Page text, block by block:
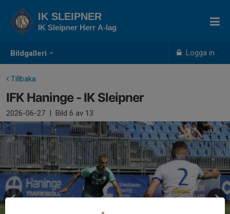
Bildgalleri Logga in
IK SLEIPNER
IK Sleipner Herr A-lag
Tillbaka
IFK Haninge - IK Sleipner
2026-06-27 | Bild 6 av 13